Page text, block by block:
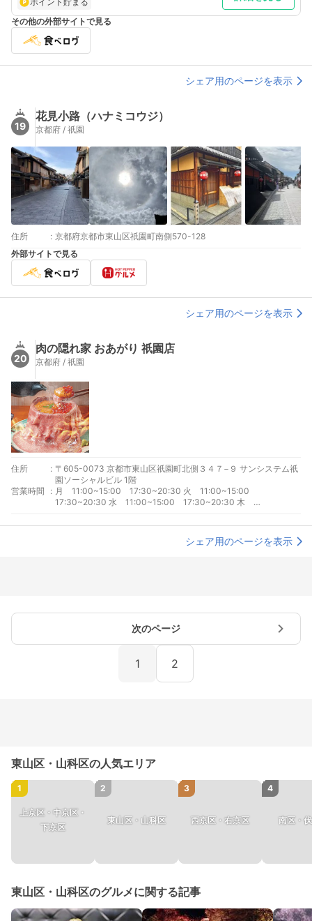
その他の外部サイトで見る
シェア用のページを表示
19
花見小路（ハナミコウジ）
京都府 / 祇園
住所 : 京都府京都市東山区祇園町南側570-128
外部サイトで見る
シェア用のページを表示
20
肉の隠れ家 おあがり 祇園店
京都府 / 祇園
住所 : 〒605-0073 京都市東山区祇園町北側３４７−９ サンシステム祇
園ソーシャルビル 1階
営業時間
: 月 11:00~15:00 17:30~20:30 火 11:00~15:00
17:30~20:30 水 11:00~15:00 17:30~20:30 木
土 11:00~15:00 17:30~20:30 日 11:00~15:00
シェア用のページを表示
次のページ
1 2
東山区・山科区の人気エリア
1
上京区・中京区・
下京区
2
東山区・山科区
3
西京区・右京区
4
南区・
東山区・山科区のグルメに関する記事